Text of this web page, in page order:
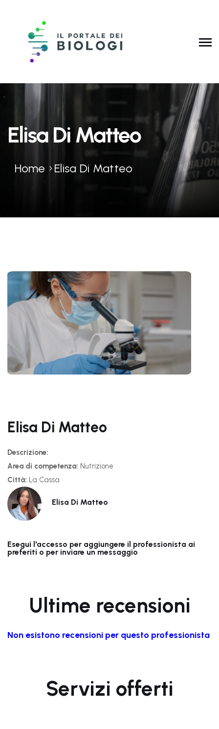
Elisa Di Matteo
Home Elisa Di Matteo
Elisa Di Matteo
Descrizione:
Area di competenza: Nutrizione
Città: La Cassa
Elisa Di Matteo
Esegui l'accesso per aggiungere il professionista ai
preferiti o per inviare un messaggio
Ultime recensioni
Non esistono recensioni per questo professionista
Servizi offerti